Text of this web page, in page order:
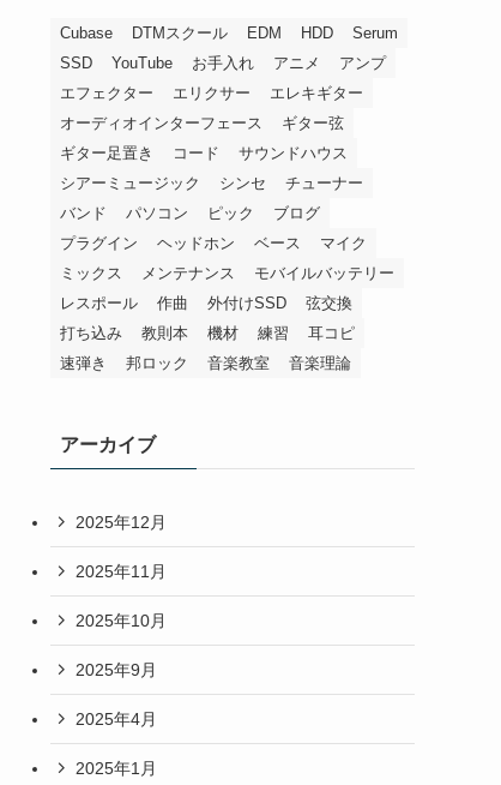
Cubase DTMスクール EDM HDD
Serum
SSD
YouTube お手入れ アニメ
アンプ
エフェクター
エリクサー
エレキギター
オーディオインターフェース
ギター弦
ギター足置き
コード
サウンドハウス
シアーミュージック
シンセ
チューナー
バンド
パソコン ピック
ブログ
プラグイン
ヘッドホン ベース
マイク
ミックス
メンテナンス
モバイルバッテリー
レスポール
作曲 外付けSSD
弦交換
打ち込み
教則本 機材 練習
耳コピ
速弾き
邦ロック 音楽教室 音楽理論
アーカイブ
2025年12月
2025年11月
2025年10月
2025年9月
2025年4月
2025年1月